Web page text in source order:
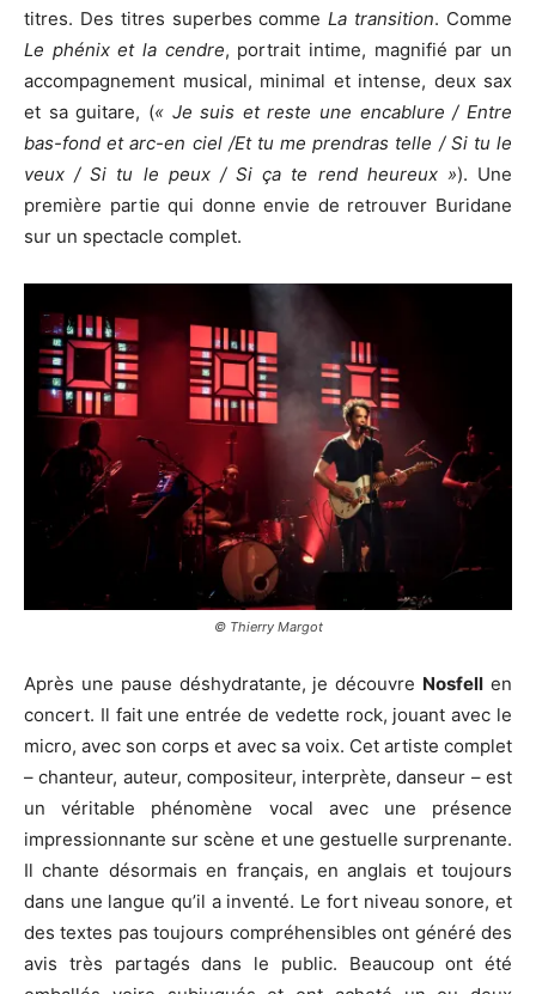
titres. Des titres superbes commeLa transition. Comme
Le phénix et la cendre, portrait intime, magnifié par un
accompagnement musical, minimal et intense, deux sax
et sa guitare, (« Je suis et reste une encablure / Entre
bas-fond et arc-en ciel /Et tu me prendras telle / Si tu le
veux / Si tu le peux / Si ça te rend heureux »). Une
première partie qui donne envie de retrouver Buridane
sur un spectacle complet.
© Thierry Margot
Après une pause déshydratante, je découvre Nosfell en
concert. Il fait une entrée de vedette rock, jouant avec le
micro, avec son corps et avec sa voix. Cet artiste complet
– chanteur, auteur, compositeur, interprète, danseur – est
un véritable phénomène vocal avec une présence
impressionnante sur scène et une gestuelle surprenante.
Il chante désormais en français, en anglais et toujours
dans une langue qu’il a inventé. Le fort niveau sonore, et
des textes pas toujours compréhensibles ont généré des
avis très partagés dans le public. Beaucoup ont été